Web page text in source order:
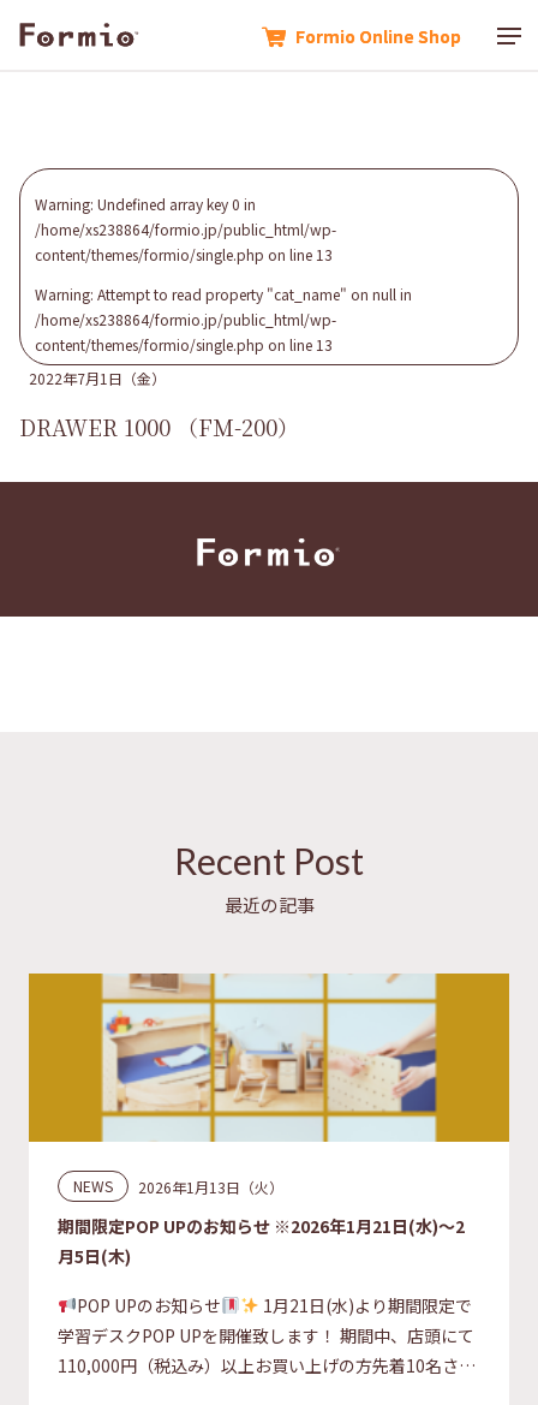
Formio Online Shop
Warning: Undefined array key 0 in
/home/xs238864/formio.jp/public_html/wp-
content/themes/formio/single.php on line 13
Warning: Attempt to read property "cat_name" on null in
/home/xs238864/formio.jp/public_html/wp-
content/themes/formio/single.php on line 13
2022年7月1日（金）
DRAWER 1000 （FＭ-200）
Recent Post
最近の記事
NEWS 2026年1月13日（火）
期間限定POP UPのお知らせ ※2026年1月21日(水)～2
月5日(木)
POP UPのお知らせ
1月21日(水)より期間限定で
学習デスクPOP UPを開催致します！ 期間中、店頭にて
110,000円（税込み）以上お買い上げの方先着10名さま
Formio Online Shop